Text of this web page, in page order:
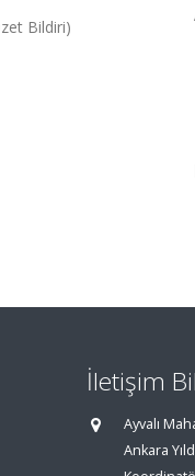
Bildiri)
İletişim
Ayvalı
Ankara